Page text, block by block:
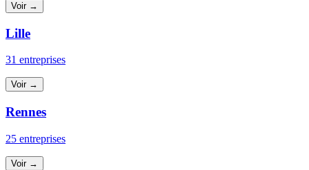
Voir →
Lille
31 entreprises
Voir →
Rennes
25 entreprises
Voir →